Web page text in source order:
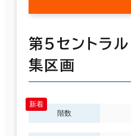
第５セントラ
集区画
階数